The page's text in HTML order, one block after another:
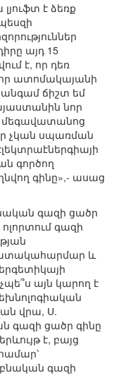
է ձեռք
այդ 15
է, որ դեռ
ատոմակայանի
անգամ ճիշտ եմ
նոր
մեգավատանոց
չկան սպառման
գործող
գինը»,- ասաց
գազի ցածր
գազի
և
այն կարող է
վրա, Ս.
գազի ցածր գինը
է, բայց
գազի